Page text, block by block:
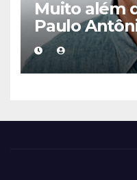
Muito além
Paulo
eterniza a
humanidade
guarda-